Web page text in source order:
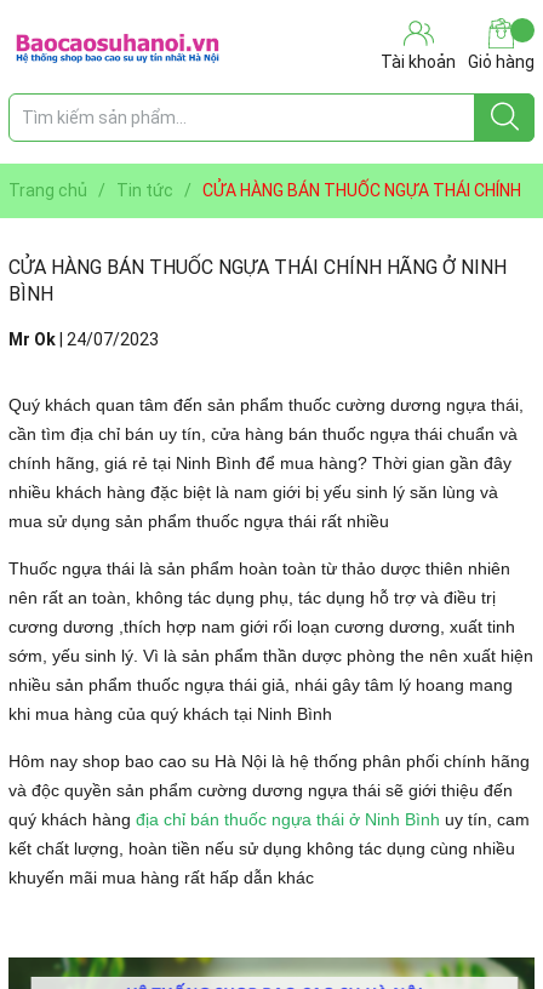
Tài khoản Giỏ hàng
Trang chủ / Tin tức /
CỬA HÀNG BÁN THUỐC NGỰA THÁI CHÍNH
HÃNG Ở NINH BÌNH
CỬA HÀNG BÁN THUỐC NGỰA THÁI CHÍNH HÃNG Ở NINH
BÌNH
Mr Ok 24/07/2023
Quý khách quan tâm đến sản phẩm thuốc cường dương ngựa thái,
cần tìm địa chỉ bán uy tín, cửa hàng bán thuốc ngựa thái chuẩn và
chính hãng, giá rẻ tại Ninh Bình để mua hàng? Thời gian gần đây
nhiều khách hàng đặc biệt là nam giới bị yếu sinh lý săn lùng và
mua sử dụng sản phẩm thuốc ngựa thái rất nhiều
Thuốc ngựa thái là sản phẩm hoàn toàn từ thảo dược thiên nhiên
nên rất an toàn, không tác dụng phụ, tác dụng hỗ trợ và điều trị
cương dương ,thích hợp nam giới rối loạn cương dương, xuất tinh
sớm, yếu sinh lý. Vì là sản phẩm thần dược phòng the nên xuất hiện
nhiều sản phẩm thuốc ngựa thái giả, nhái gây tâm lý hoang mang
khi mua hàng của quý khách tại Ninh Bình
Hôm nay shop bao cao su Hà Nội là hệ thống phân phối chính hãng
và độc quyền sản phẩm cường dương ngựa thái sẽ giới thiệu đến
quý khách hàng địa chỉ bán thuốc ngựa thái ở Ninh Bình uy tín, cam
kết chất lượng, hoàn tiền nếu sử dụng không tác dụng cùng nhiều
khuyến mãi mua hàng rất hấp dẫn khác